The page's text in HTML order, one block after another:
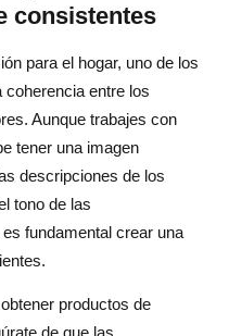
consistentes
para el hogar, uno de los
entre los
Aunque trabajes con
tener una imagen
descripciones de los
tono de las
fundamental crear una
productos de
de que las